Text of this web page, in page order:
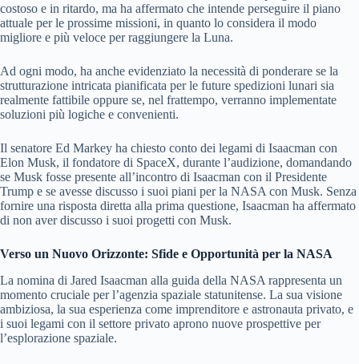
costoso e in ritardo, ma ha affermato che intende perseguire il piano
attuale per le prossime missioni, in quanto lo considera il modo
migliore e più veloce per raggiungere la Luna.
Ad ogni modo, ha anche evidenziato la necessità di ponderare se la
strutturazione intricata pianificata per le future spedizioni lunari sia
realmente fattibile oppure se, nel frattempo, verranno implementate
soluzioni più logiche e convenienti.
Il senatore Ed Markey ha chiesto conto dei legami di Isaacman con
Elon Musk, il fondatore di SpaceX, durante l’audizione, domandando
se Musk fosse presente all’incontro di Isaacman con il Presidente
Trump e se avesse discusso i suoi piani per la NASA con Musk. Senza
fornire una risposta diretta alla prima questione, Isaacman ha affermato
di non aver discusso i suoi progetti con Musk.
Verso un Nuovo Orizzonte: Sfide e Opportunità per la NASA
La nomina di Jared Isaacman alla guida della NASA rappresenta un
momento cruciale per l’agenzia spaziale statunitense. La sua visione
ambiziosa, la sua esperienza come imprenditore e astronauta privato, e
i suoi legami con il settore privato aprono nuove prospettive per
l’esplorazione spaziale.